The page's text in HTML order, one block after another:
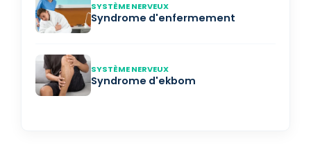
SYSTÈME NERVEUX
Syndrome d'enfermement
SYSTÈME NERVEUX
Syndrome d'ekbom